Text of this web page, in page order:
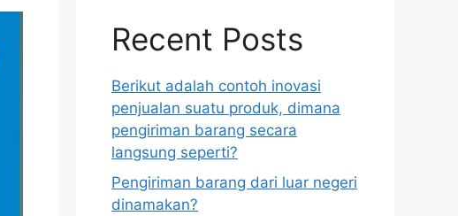
Recent Posts
Berikut adalah contoh inovasi
penjualan suatu produk, dimana
pengiriman barang secara
langsung seperti?
Pengiriman barang dari luar negeri
dinamakan?